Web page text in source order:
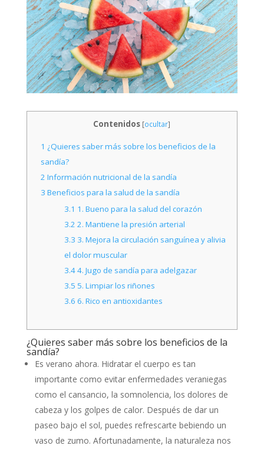
Contenidos [ocultar]
1 ¿Quieres saber más sobre los beneficios de la
sandía?
2 Información nutricional de la sandía
3 Beneficios para la salud de la sandía
3.1 1. Bueno para la salud del corazón
3.2 2. Mantiene la presión arterial
3.3 3. Mejora la circulación sanguínea y alivia
el dolor muscular
3.44. Jugo de sandía para adelgazar
3.5 5. Limpiar los riñones
3.6 6. Rico en antioxidantes
¿Quieres saber más sobre los beneficios de la
sandía?
Es verano ahora. Hidratar el cuerpo es tan
importante como evitar enfermedades veraniegas
como el cansancio, la somnolencia, los dolores de
cabeza y los golpes de calor. Después de dar un
paseo bajo el sol, puedes refrescarte bebiendo un
vaso de zumo. Afortunadamente, la naturaleza nos